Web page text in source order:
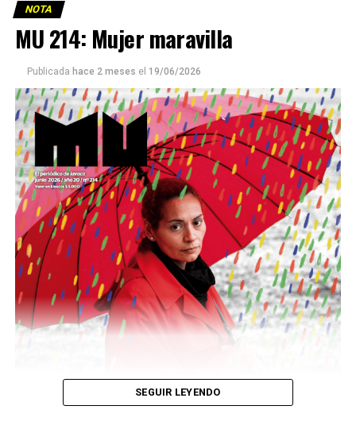
Este número 215 de MU ☝️viene con doble tapa, que
podría ser una frase:
Sin chamuyo, a remarla.
Descargar la Mu en PDF
NOTA
MU 214: Mujer maravilla
Publicada hace 2 meses el 19/06/2026
SEGUIR LEYENDO